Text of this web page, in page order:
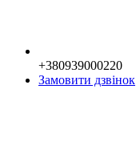
+380939000220
Замовити дзвінок